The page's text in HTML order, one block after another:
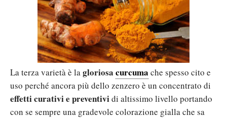
La terza varietà è lagloriosa curcuma che spesso cito e
uso perché ancora più dello zenzero è un concentrato di
effetti curativi e preventividi altissimo livello portando
con se sempre una gradevole colorazione gialla che sa